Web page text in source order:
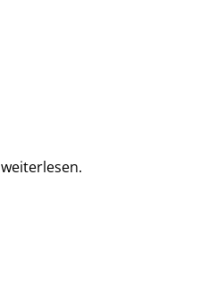
weiterlesen.